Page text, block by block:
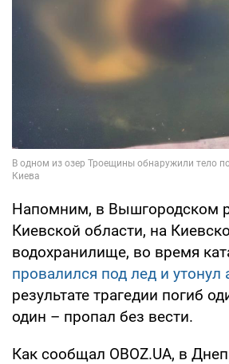
Напомним, в Вышгородском
Киевской области, на
водохранилище, во время
провалился под лед и утонул
результате трагедии погиб
один – пропал без вести.
Как сообщал OBOZ.UA, в